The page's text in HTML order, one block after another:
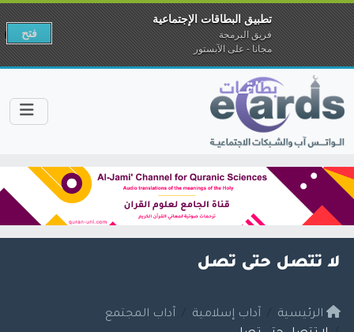
لا تتصل حتى تصل
الرئيسية آداب إسلامية
آداب المجتمع
تطبيق البطاقات الإجتماعية
فريق البرمجة
مجانا - على الآبستور
فتح